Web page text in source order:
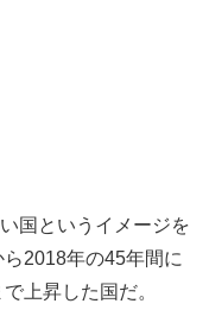
国というイメージを
2018年の45年間に
上昇した国だ。